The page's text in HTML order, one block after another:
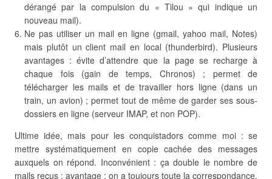
dérangé par la compulsion du « Tilou » qui indique un
nouveau mail).
Ne pas utiliser un mail en ligne (gmail, yahoo mail, Notes)
mais plutôt un client mail en local (thunderbird). Plusieurs
avantages : évite d’attendre que la page se recharge à
chaque fois (gain de temps, Chronos) ; permet de
télécharger les mails et de travailler hors ligne (dans un
train, un avion) ; permet tout de même de garder ses sous-
dossiers en ligne (serveur IMAP, et non POP).
Ultime idée, mais pour les conquistadors comme moi : se
mettre systématiquement en copie cachée des messages
auxquels on répond. Inconvénient : ça double le nombre de
mails reçus ; avantage : on a toujours toute la correspondance.